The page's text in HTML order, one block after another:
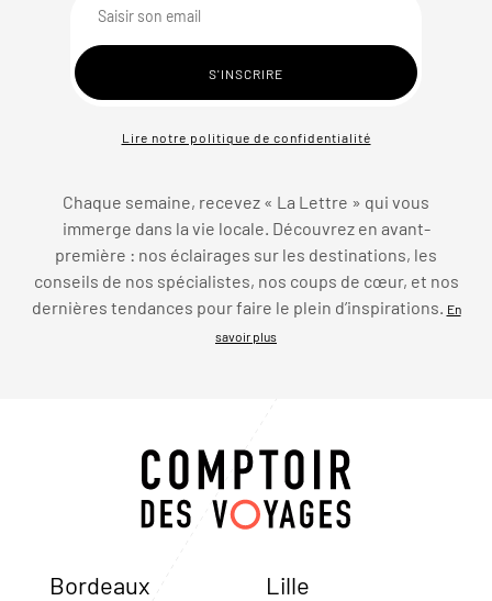
Lire notre politique de confidentialité
Chaque semaine, recevez « La Lettre » qui vous
immerge dans la vie locale. Découvrez en avant-
première : nos éclairages sur les destinations, les
conseils de nos spécialistes, nos coups de cœur, et nos
dernières tendances pour faire le plein d’inspirations.
En
savoir plus
Bordeaux Lille